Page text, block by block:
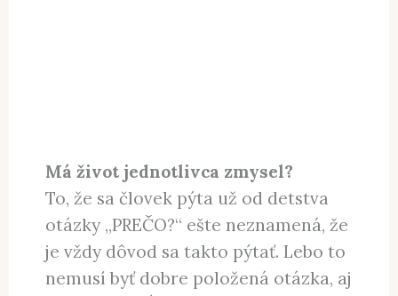
Má život jednotlivca zmysel?